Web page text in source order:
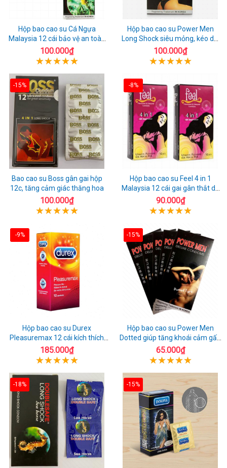
Hộp bao cao su Cá Ngựa
Malaysia 12 cái bảo vệ an toàn
tuyệt đối
100.000₫
Hộp bao cao su Power Men
Long Shock siêu mỏng, kéo dài
quan hệ thoải mái
100.000₫
-15%
Bao cao su Boss gân gai hộp
12c, tăng cảm giác thăng hoa
100.000₫
-8%
Hộp bao cao su Feel 4 in 1
Malaysia 12 cái gai gân thắt dễ
sử dụng
90.000₫
-9%
Hộp bao cao su Durex
Pleasuremax 12 cái kích thích
tăng khoái cảm
185.000₫
-15%
Hộp bao cao su Power Men
Dotted giúp tăng khoái cảm gấp
đôi
65.000₫
-18% -15%